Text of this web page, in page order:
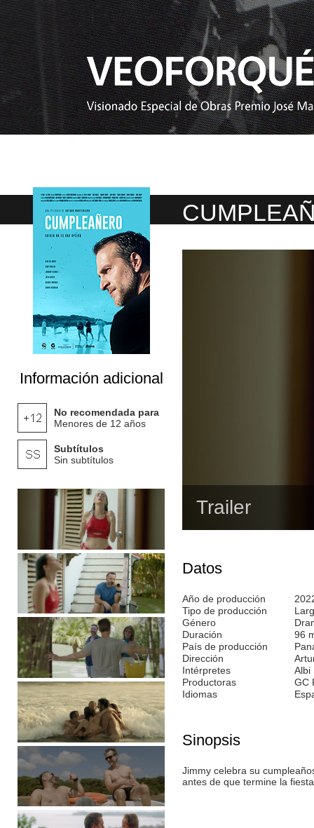
Información adicional
No recomendada para
Menores de 12 años
Subtítulos
Sin subtítulos
Trailer
Datos
Año de producción
Tipo de producción
Género
Duración
96
País de producción
Dirección
Intérpretes
Albi
Productoras
GC
Idiomas
Sinopsis
Jimmy celebra su
antes de que termine la